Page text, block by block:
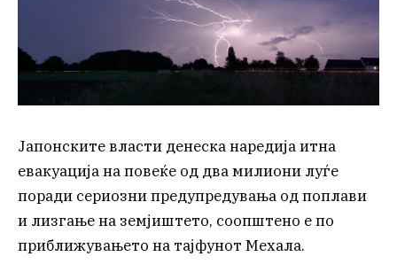
Јапонските власти денеска наредија итна
евакуација на повеќе од два милиони луѓе
поради сериозни предупредувања од поплави
и лизгање на земјиштето, соопштено е по
приближувањето на тајфунот Мехала.